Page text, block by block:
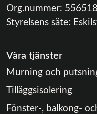
Org.nummer:
Styrelsens säte:
Våra tjänster
Murning och
Tilläggsisolering
Fönster-, balkong-